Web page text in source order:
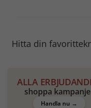
Hitta din
ALLA
shoppa
Handla nu →